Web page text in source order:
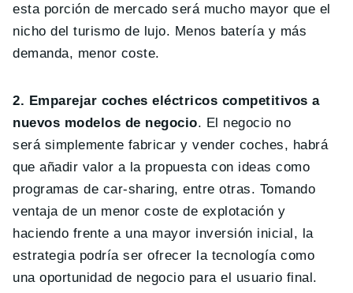
esta porción de mercado será mucho mayor que el
nicho del turismo de lujo. Menos batería y más
demanda, menor coste.
2. Emparejar coches eléctricos competitivos a
nuevos modelos de negocio. El negocio no
será simplemente fabricar y vender coches, habrá
que añadir valor a la propuesta con ideas como
programas de car-sharing, entre otras. Tomando
ventaja de un menor coste de explotación y
haciendo frente a una mayor inversión inicial, la
estrategia podría ser ofrecer la tecnología como
una oportunidad de negocio para el usuario final.